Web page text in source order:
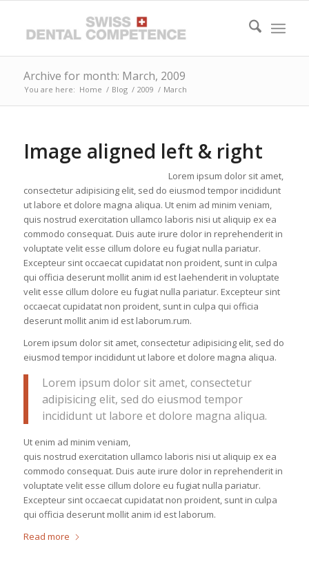
Archive for month: March, 2009
You are here: Home / Blog / 2009 / March
Image aligned left & right
Lorem ipsum dolor sit amet,
consectetur adipisicing elit, sed do eiusmod tempor incididunt
ut labore et dolore magna aliqua. Ut enim ad minim veniam,
quis nostrud exercitation ullamco laboris nisi ut aliquip ex ea
commodo consequat. Duis aute irure dolor in reprehenderit in
voluptate velit esse cillum dolore eu fugiat nulla pariatur.
Excepteur sint occaecat cupidatat non proident, sunt in culpa
qui officia deserunt mollit anim id est laehenderit in voluptate
velit esse cillum dolore eu fugiat nulla pariatur. Excepteur sint
occaecat cupidatat non proident, sunt in culpa qui officia
deserunt mollit anim id est laborum.rum.
Lorem ipsum dolor sit amet, consectetur adipisicing elit, sed do
eiusmod tempor incididunt ut labore et dolore magna aliqua.
Lorem ipsum dolor sit amet, consectetur
adipisicing elit, sed do eiusmod tempor
incididunt ut labore et dolore magna aliqua.
Ut enim ad minim veniam,
quis nostrud exercitation ullamco laboris nisi ut aliquip ex ea
commodo consequat. Duis aute irure dolor in reprehenderit in
voluptate velit esse cillum dolore eu fugiat nulla pariatur.
Excepteur sint occaecat cupidatat non proident, sunt in culpa
qui officia deserunt mollit anim id est laborum.
Read more